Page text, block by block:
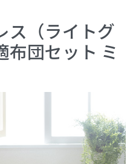
ス（ライトグ
布団セット ミ